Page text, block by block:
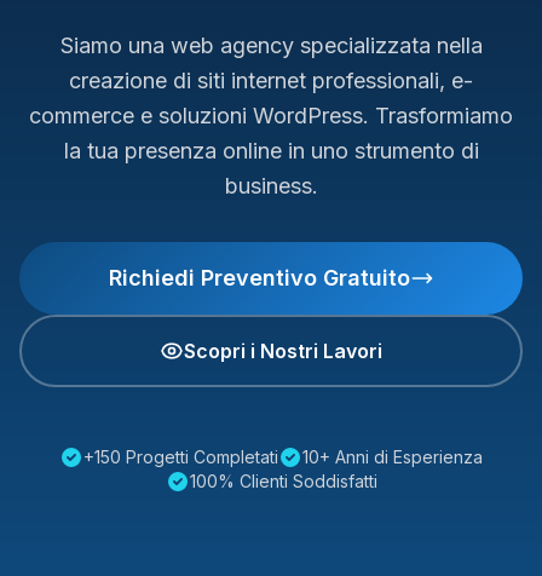
Siamo una web agency specializzata nella
creazione di siti internet professionali, e-
commerce e soluzioni WordPress. Trasformiamo
la tua presenza online in uno strumento di
business.
Richiedi Preventivo Gratuito
Scopri i Nostri Lavori
+150 Progetti Completati
10+ Anni di Esperienza
100% Clienti Soddisfatti